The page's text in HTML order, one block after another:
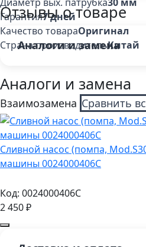
Диаметр вых. патрубка30 мм
Гарантия7 дней
Качество товараОригинал
Страна производительКитай
Отзывы о товаре
Аналоги и замена
Аналоги и замена
Взаимозамена Сравнить
Сливной насос (помпа,
машины 0024000406C
Код: 0024000406C
2 450₽